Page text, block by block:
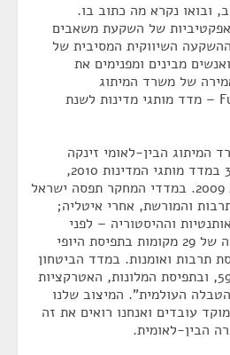
ובואו נקרא מה כתוב בו.
של השקעת משאבים
השיווקית המסיבית של
מבינים ומפנימים את
של משרד המיתוג
הבין-לאומי Future Brand – מדד מותגי מדינות לשנת
הבין-לאומי זינקה
מדינת ישראל למקום ה-30 במדד מותגי המדינות 2010,
לעומת המקום ה-41 בשנת 2009. במדדי המחקר תפסה ישראל
והמורשת, אחרי איטליה;
וההיסטוריה – לפני
איטליה, יוון ומצרים; עלייה של 29 מקומות בתפיסת היופי
תרבות ואומנות. במדד הביטחון
גם כן חלה עלייה, למקום 59, ובתפיסת המלונות, האטרקציות
העולמית". המיצוב שלנו
עובדים ואנחנו רואים את זה
הבין-לאומית.